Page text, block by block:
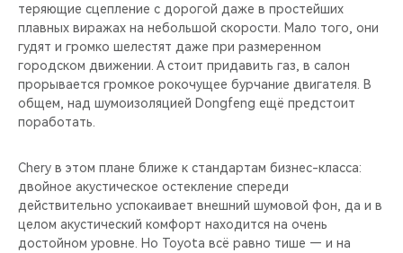
теряющие сцепление с дорогой даже в простейших
плавных виражах на небольшой скорости. Мало того, они
гудят и громко шелестят даже при размеренном
городском движении. А стоит придавить газ, в салон
прорывается громкое рокочущее бурчание двигателя. В
общем, над шумоизоляцией Dongfeng ещё предстоит
поработать.
Chery в этом плане ближе к стандартам бизнес-класса:
двойное акустическое остекление спереди
действительно успокаивает внешний шумовой фон, да и в
целом акустический комфорт находится на очень
достойном уровне. Но Toyota всё равно тише — и на